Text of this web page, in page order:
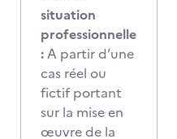
situation
professionnelle
:A partir d’une
cas réel ou
fictif portant
sur la mise en
œuvre de la